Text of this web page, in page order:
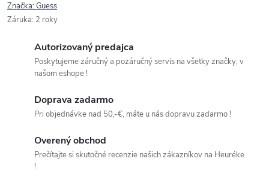
Značka:Guess
Záruka: 2 roky
Autorizovaný predajca
Poskytujeme záručný a pozáručný servis na všetky značky, v
našom eshope !
Doprava zadarmo
Pri objednávke nad 50,-€, máte u nás dopravu zadarmo !
Overený obchod
Prečítajte si skutočné recenzie našich zákazníkov na Heuréke
!